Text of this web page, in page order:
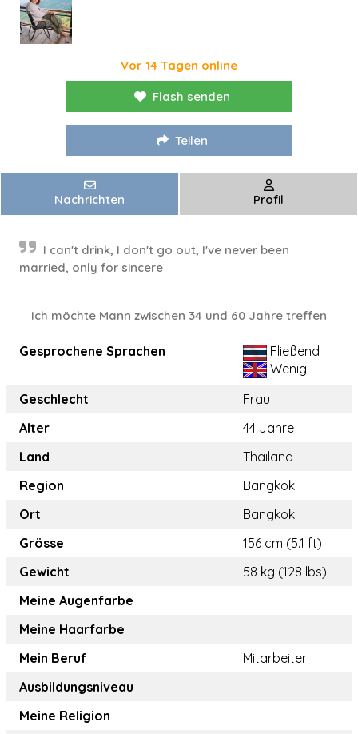
Vor 14 Tagen online
Flash senden
Teilen
Nachrichten Profil
I can't drink, I don't go out, I've never been
married, only for sincere
Ich möchte Mann zwischen 34 und 60 Jahre treffen
Gesprochene Sprachen
Fließend
Wenig
Geschlecht
Frau
Alter
44 Jahre
Land
Thailand
Region
Bangkok
Ort
Bangkok
Grösse
156 cm (5.1 ft)
Gewicht
58 kg (128 lbs)
Meine Augenfarbe
Meine Haarfarbe
Mein Beruf
Mitarbeiter
Ausbildungsniveau
Meine Religion